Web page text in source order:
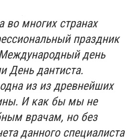
во многих странах
праздник
день
День дантиста.
из из древнейших
И как бы мы не
врачам, но без
данного специалиста